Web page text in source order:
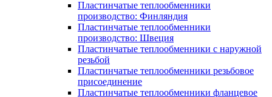
Пластинчатые теплообменники
производство: Финляндия
Пластинчатые теплообменники
производство: Швеция
Пластинчатые теплообменники с наружной
резьбой
Пластинчатые теплообменники резьбовое
присоединение
Пластинчатые теплообменники фланцевое